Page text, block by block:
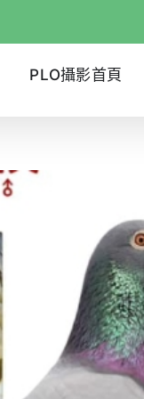
PLO攝影首頁